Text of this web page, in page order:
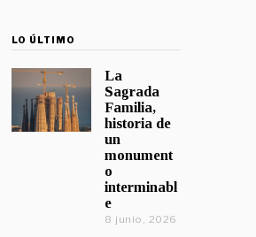
LO ÚLTIMO
La
Sagrada
Familia,
historia de
un
monument
o
interminabl
e
8 junio, 2026